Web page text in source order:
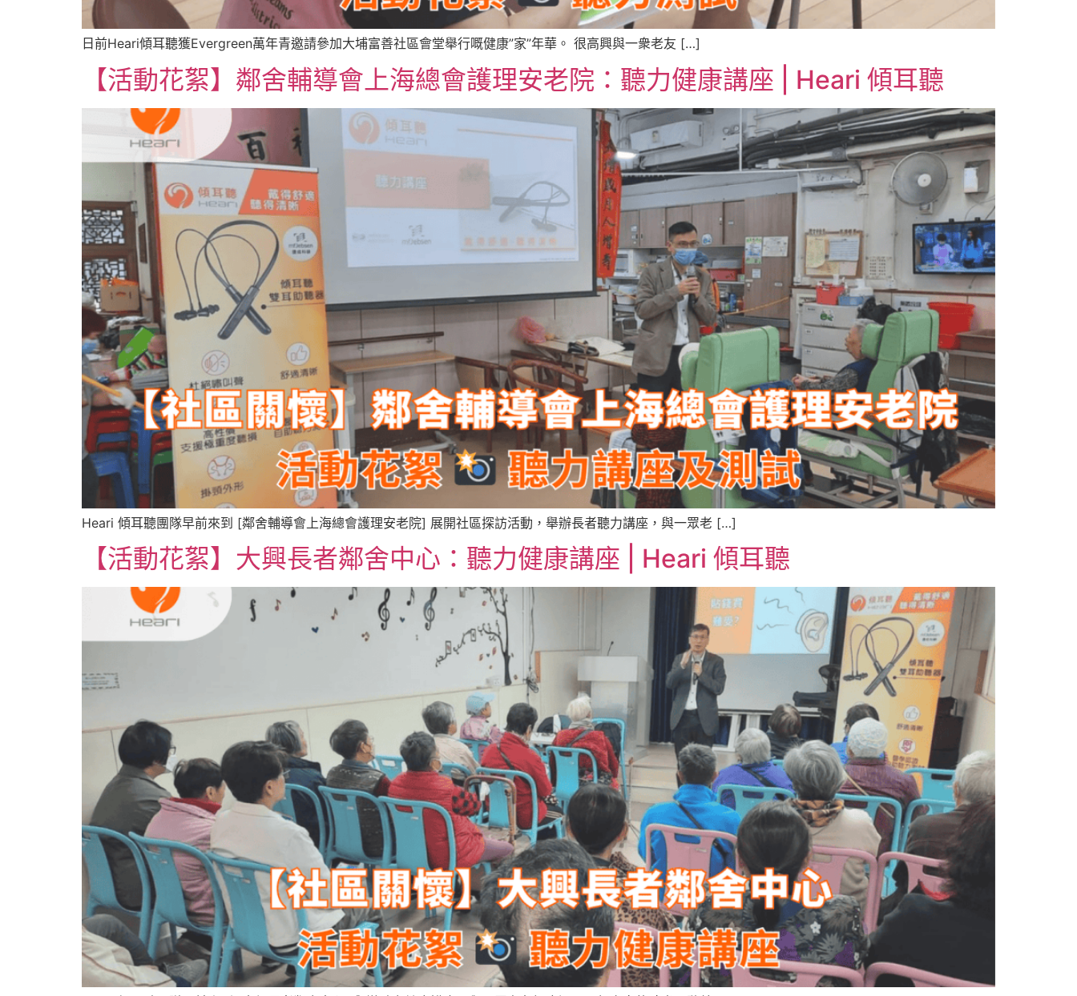
日前Heari傾耳聽獲Evergreen萬年青邀請參加大埔富善社區會堂舉行嘅健康”家”年華。 很高興與一衆老友 […]
【活動花絮】鄰舍輔導會上海總會護理安老院：聽力健康講座 | Heari 傾耳聽
Heari 傾耳聽團隊早前來到 [鄰舍輔導會上海總會護理安老院] 展開社區探訪活動，舉辦長者聽力講座，與一眾老 […]
【活動花絮】大興長者鄰舍中心：聽力健康講座 | Heari 傾耳聽